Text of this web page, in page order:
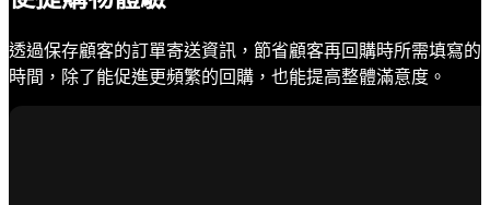
透過保存顧客的訂單寄送資訊，節省顧客再回購時所需填寫的
時間，除了能促進更頻繁的回購，也能提高整體滿意度。